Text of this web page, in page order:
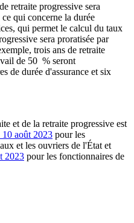
retraite progressive sera
qui concerne la durée
qui permet le calcul du taux
sera proratisée par
trois ans de retraite
de 50 % seront
de durée d'assurance et six
et de la retraite progressive est
août 2023 pour les
et les ouvriers de l'État et
2023 pour les fonctionnaires de